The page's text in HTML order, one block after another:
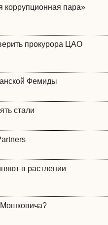
коррупционная пара»
прокурора ЦАО
Фемиды
стали
в растлении
Мошковича?